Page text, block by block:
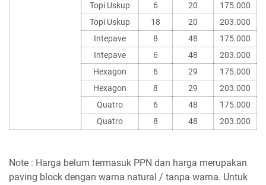
Topi Uskup 6 20
175.000
Topi Uskup
18 20
203.000
Intepave
8 48
175.000
Intepave
6 48
203.000
Hexagon
6 29
175.000
Hexagon
8 29
203.000
Quatro
6 48
175.000
Quatro
8 48 203.000
Note : Harga belum termasuk PPN dan harga merupakan
paving block dengan warna natural / tanpa warna. Untuk